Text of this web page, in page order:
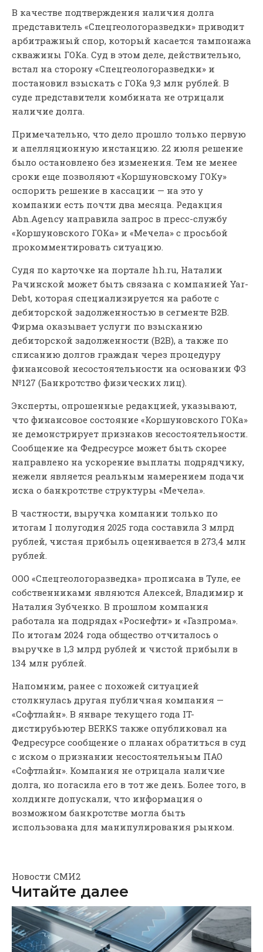
В качестве подтверждения наличия долга
представитель «Спецгеологоразведки» приводит
арбитражный спор, который касается тампонажа
скважины ГОКа. Суд в этом деле, действительно,
встал на сторону «Спецгеологоразведки» и
постановил взыскать с ГОКа 9,3 млн рублей. В
суде представители комбината не отрицали
наличие долга.
Примечательно, что дело прошло только первую
и апелляционную инстанцию. 22 июля решение
было остановлено без изменения. Тем не менее
сроки еще позволяют «Коршуновскому ГОКу»
оспорить решение в кассации — на это у
компании есть почти два месяца. Редакция
Abn.Agency направила запрос в пресс-службу
«Коршуновского ГОКа» и «Мечела» с просьбой
прокомментировать ситуацию.
Судя по карточке на портале hh.ru, Наталии
Рачинской может быть связана с компанией Yar-
Debt, которая специализируется на работе с
дебиторской задолженностью в сегменте B2B.
Фирма оказывает услуги по взысканию
дебиторской задолженности (B2B), а также по
списанию долгов граждан через процедуру
финансовой несостоятельности на основании ФЗ
№127 (Банкротство физических лиц).
Эксперты, опрошенные редакцией, указывают,
что финансовое состояние «Коршуновского ГОКа»
не демонстрирует признаков несостоятельности.
Сообщение на Федресурсе может быть скорее
направлено на ускорение выплаты подрядчику,
нежели является реальным намерением подачи
иска о банкротстве структуры «Мечела».
В частности, выручка компании только по
итогам I полугодия 2025 года составила 3 млрд
рублей, чистая прибыль оценивается в 273,4 млн
рублей.
ООО «Спецгеологоразведка» прописана в Туле, ее
собственниками являются Алексей, Владимир и
Наталия Зубченко. В прошлом компания
работала на подрядах «Роснефти» и «Газпрома».
По итогам 2024 года общество отчиталось о
выручке в 1,3 млрд рублей и чистой прибыли в
134 млн рублей.
Напомним, ранее с похожей ситуацией
столкнулась другая публичная компания —
«Софтлайн». В январе текущего года IT-
дистирубьютер BERKS также опубликовал на
Федресурсе сообщение о планах обратиться в суд
с иском о признании несостоятельным ПАО
«Софтлайн». Компания не отрицала наличие
долга, но погасила его в тот же день. Более того, в
холдинге допускали, что информация о
возможном банкротстве могла быть
использована для манипулирования рынком.
Новости СМИ2
Читайте далее